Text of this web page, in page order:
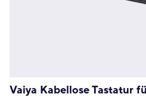
Vaiya Kabellose Tastatur